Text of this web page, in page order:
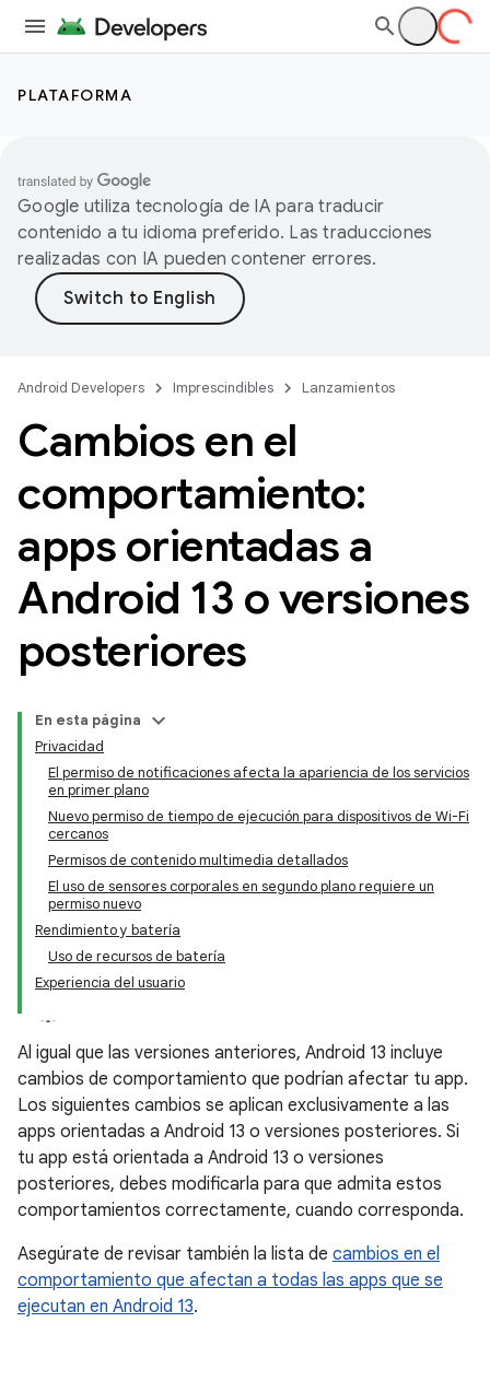
PLATAFORMA
Google utiliza tecnología de IA para traducir
contenido a tu idioma preferido. Las traducciones
realizadas con IA pueden contener errores.
Android Developers Imprescindibles Lanzamientos
Cambios en el
comportamiento:
apps orientadas a
Android 13 o versiones
posteriores
En esta página
Privacidad
El permiso de notificaciones afecta la apariencia de los servicios
en primer plano
Nuevo permiso de tiempo de ejecución para dispositivos de Wi-Fi
cercanos
Permisos de contenido multimedia detallados
El uso de sensores corporales en segundo plano requiere un
permiso nuevo
Rendimiento y batería
Uso de recursos de batería
Experiencia del usuario
Al igual que las versiones anteriores, Android 13 incluye
cambios de comportamiento que podrían afectar tu app.
Los siguientes cambios se aplican exclusivamente a las
apps orientadas a Android 13 o versiones posteriores. Si
tu app está orientada a Android 13 o versiones
posteriores, debes modificarla para que admita estos
comportamientos correctamente, cuando corresponda.
Asegúrate de revisar también la lista de cambios en el
comportamiento que afectan a todas las apps que se
ejecutan en Android 13.